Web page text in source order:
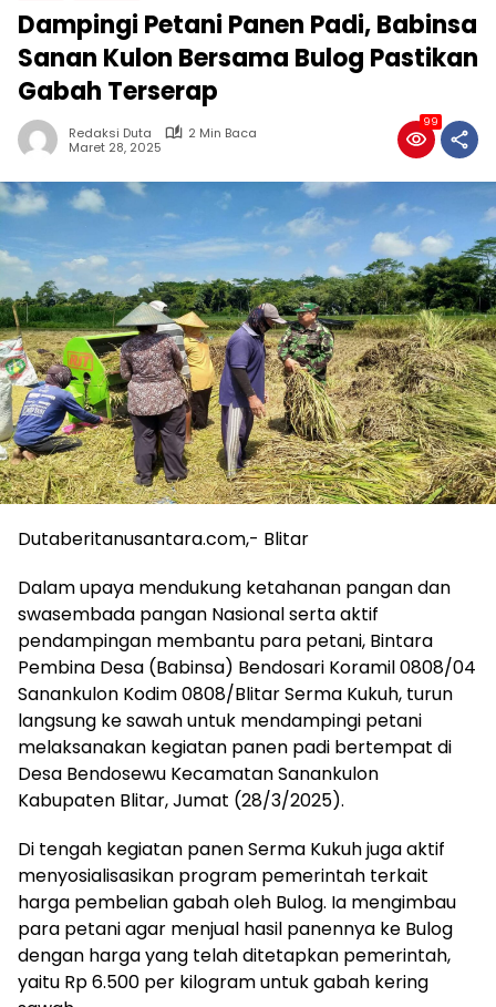
Dampingi Petani Panen Padi, Babinsa
Sanan Kulon Bersama Bulog Pastikan
Gabah Terserap
Redaksi Duta
2 Min Baca
Maret 28, 2025
99
Dutaberitanusantara.com,- Blitar
Dalam upaya mendukung ketahanan pangan dan
swasembada pangan Nasional serta aktif
pendampingan membantu para petani, Bintara
Pembina Desa (Babinsa) Bendosari Koramil 0808/04
Sanankulon Kodim 0808/Blitar Serma Kukuh, turun
langsung ke sawah untuk mendampingi petani
melaksanakan kegiatan panen padi bertempat di
Desa Bendosewu Kecamatan Sanankulon
Kabupaten Blitar, Jumat (28/3/2025).
Di tengah kegiatan panen Serma Kukuh juga aktif
menyosialisasikan program pemerintah terkait
harga pembelian gabah oleh Bulog. Ia mengimbau
para petani agar menjual hasil panennya ke Bulog
dengan harga yang telah ditetapkan pemerintah,
yaitu Rp 6.500 per kilogram untuk gabah kering